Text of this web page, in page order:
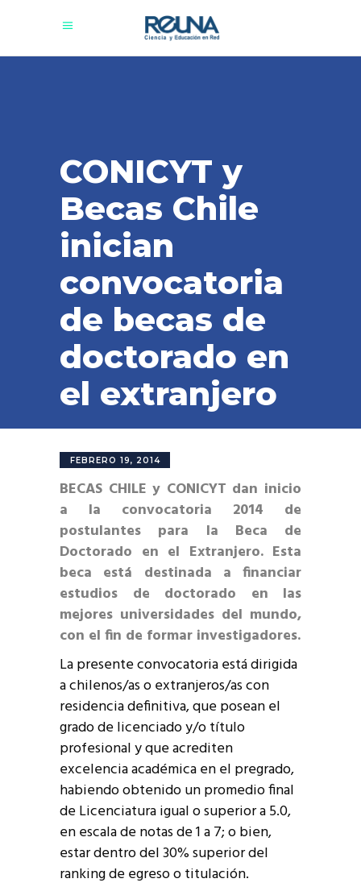
CONICYT y
Becas Chile
inician
convocatoria
de becas de
doctorado en
el extranjero
FEBRERO 19, 2014
BECAS CHILE y CONICYT dan inicio
a la convocatoria 2014 de
postulantes para la Beca de
Doctorado en el Extranjero. Esta
beca está destinada a financiar
estudios de doctorado en las
mejores universidades del mundo,
con el fin de formar investigadores.
La presente convocatoria está dirigida
a chilenos/as o extranjeros/as con
residencia definitiva, que posean el
grado de licenciado y/o título
profesional y que acrediten
excelencia académica en el pregrado,
habiendo obtenido un promedio final
de Licenciatura igual o superior a 5.0,
en escala de notas de 1 a 7; o bien,
estar dentro del 30% superior del
ranking de egreso o titulación.